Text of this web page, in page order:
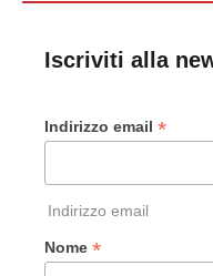
Iscriviti alla
Indirizzo email *
Indirizzo email
Nome *